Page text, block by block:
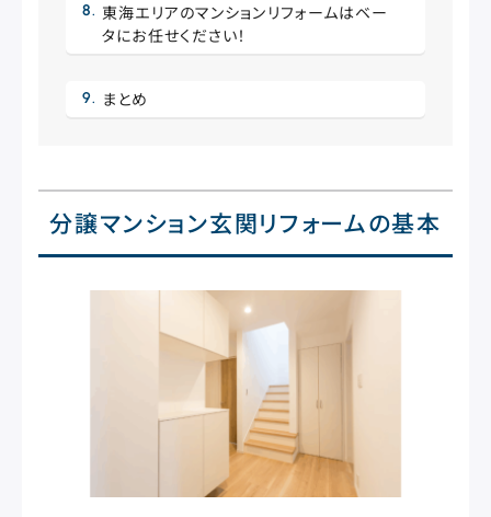
東海エリアのマンションリフォームはベー
タにお任せください！
まとめ
分譲マンション玄関リフォームの基本